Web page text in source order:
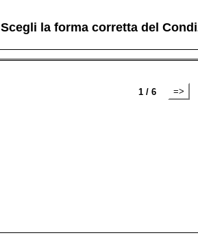
Scegli la forma corretta del
1 / 6
=>